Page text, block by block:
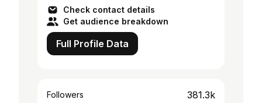
Check contact details
Get audience breakdown
Full Profile Data
Followers 381.3k